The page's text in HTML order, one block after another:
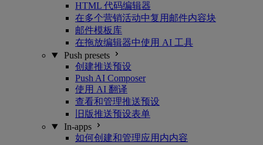
HTML 代码编辑器
在多个营销活动中复用邮件内容块
邮件模板库
在拖放编辑器中使用 AI 工具
Push presets
创建推送预设
Push AI Composer
使用 AI 翻译
查看和管理推送预设
旧版推送预设表单
In-apps
如何创建和管理应用内内容